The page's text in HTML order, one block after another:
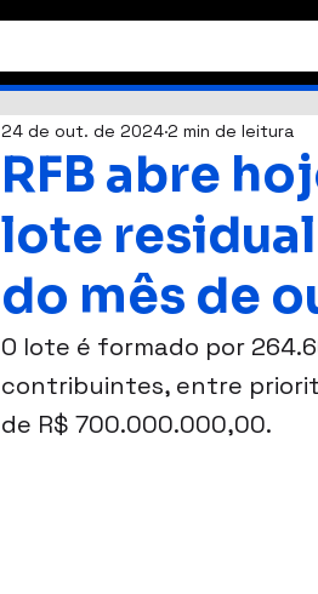
RFB abre
lote
do mês de
24 de out. de 2024 2 min de leitura
O lote é formado por
contribuintes, entre
de R$ 700.000.000,00.